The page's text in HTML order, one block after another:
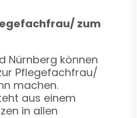
zum
Nürnberg können
Pflegefachfrau/
machen.
aus einem
in allen